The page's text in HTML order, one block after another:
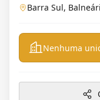
Barra Sul,
Nenhuma